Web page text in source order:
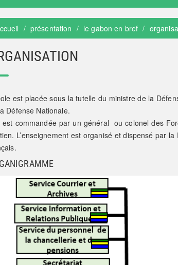
présentation le gabon en bref
est placée sous la tutelle du ministre de la
Défense Nationale.
est commandée par un général ou colonel des
L’enseignement est organisé et dispensé par